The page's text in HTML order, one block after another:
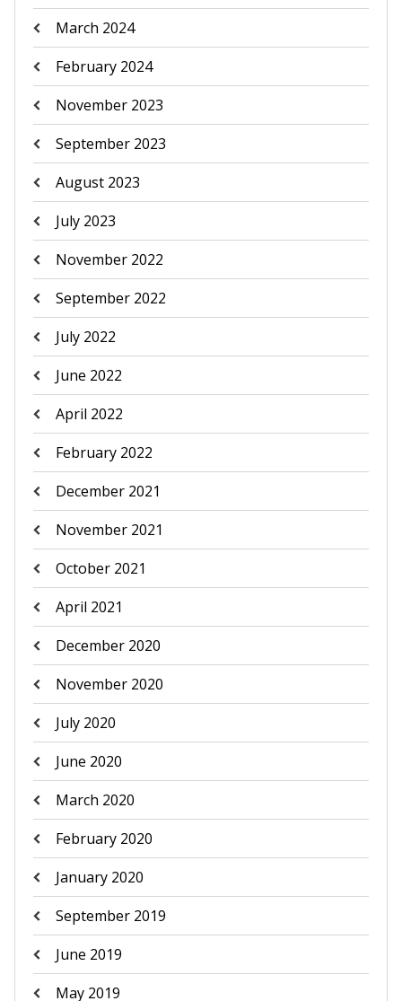
March 2024
February 2024
November 2023
September 2023
August 2023
July 2023
November 2022
September 2022
July 2022
June 2022
April 2022
February 2022
December 2021
November 2021
October 2021
April 2021
December 2020
November 2020
July 2020
June 2020
March 2020
February 2020
January 2020
September 2019
June 2019
May 2019